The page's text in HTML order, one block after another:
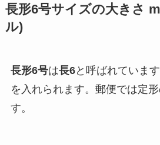
長形6号サイズの大きさ
ル)
長形6号は長6と呼ばれています
を入れられます。郵便では定形
す。